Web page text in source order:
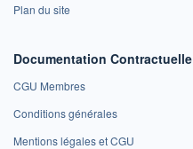
Plan du site
Documentation Contractuelle
CGU Membres
Conditions générales
Mentions légales et CGU